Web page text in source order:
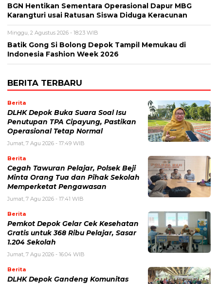
BGN Hentikan Sementara Operasional Dapur MBG
Karangturi usai Ratusan Siswa Diduga Keracunan
Minggu, 2 Agustus 2026 - 18:23 WIB
Batik Gong Si Bolong Depok Tampil Memukau di
Indonesia Fashion Week 2026
BERITA TERBARU
Berita
DLHK Depok Buka Suara Soal Isu
Penutupan TPA Cipayung, Pastikan
Operasional Tetap Normal
Jumat, 7 Agu 2026 - 17:49 WIB
Berita
Cegah Tawuran Pelajar, Polsek Beji
Minta Orang Tua dan Pihak Sekolah
Memperketat Pengawasan
Jumat, 7 Agu 2026 - 17:41 WIB
Berita
Pemkot Depok Gelar Cek Kesehatan
Gratis untuk 368 Ribu Pelajar, Sasar
1.204 Sekolah
Jumat, 7 Agu 2026 - 16:04 WIB
Berita
DLHK Depok Gandeng Komunitas